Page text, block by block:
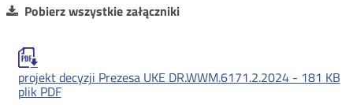
Pobierz wszystkie załączniki
projekt decyzji Prezesa UKE DR.WWM.6171.2.2024 - 181 KB
plik PDF